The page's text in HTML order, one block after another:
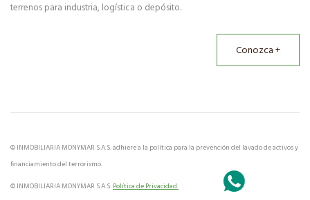
terrenos para industria, logística o depósito.
Conozca +
© INMOBILIARIA MONYMAR S.A.S. adhiere a la política para la prevención del lavado de activos y
financiamiento del terrorismo.
© INMOBILIARIA MONYMAR S.A.S.Política de Privacidad.